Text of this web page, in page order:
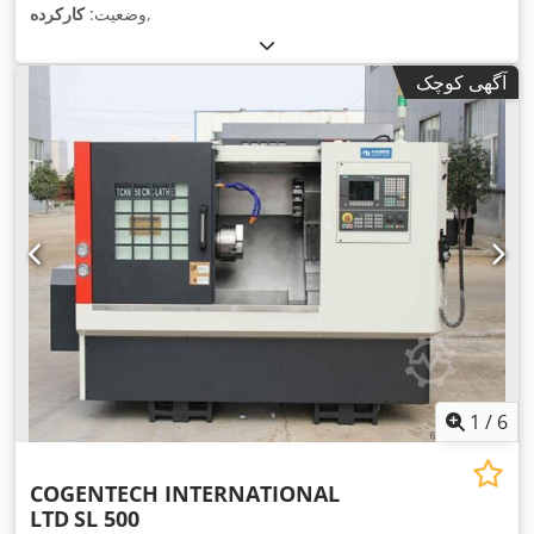
وضعیت:کارکرده ,
آگهی کوچک
1 / 6
COGENTECH INTERNATIONAL
LTDSL 500